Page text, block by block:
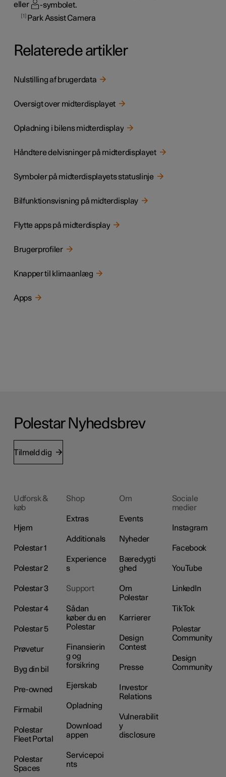
eller
-symbolet.
1 Park Assist Camera
Relaterede artikler
Nulstilling af brugerdata
Oversigt over midterdisplayet
Opladning i bilens midterdisplay
Håndtere delvisninger på midterdisplayet
Symboler på midterdisplayets statuslinje
Bilfunktionsvisning på midterdisplay
Flytte apps på midterdisplay
Brugerprofiler
Knapper til klimaanlæg
Apps
Polestar Nyhedsbrev
Tilmeld dig
Udforsk &
køb
Hjem
Polestar 1
Polestar 2
Polestar 3
Polestar 4
Polestar 5
Prøvetur
Byg din bil
Pre-owned
Firmabil
Polestar
Fleet Portal
Polestar
Spaces
Shop
Extras
Additionals
Experience
s
Support
Sådan
køber du en
Polestar
Finansierin
g og
forsikring
Ejerskab
Opladning
Download
appen
Servicepoi
nts
Om
Events
Nyheder
Bæredygti
ghed
Om
Polestar
Karrierer
Design
Contest
Presse
Investor
Relations
Vulnerabilit
y
disclosure
Sociale
medier
Instagram
Facebook
YouTube
LinkedIn
TikTok
Polestar
Community
Design
Community